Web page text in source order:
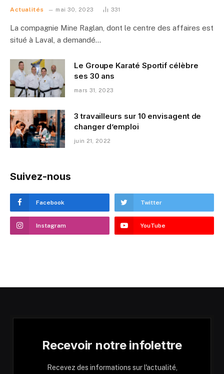
Actualités mai 30, 2023 331
La compagnie Mine Raglan, dont le centre des affaires est
situé à Laval, a demandé…
Le Groupe Karaté Sportif célèbre
ses 30 ans
mars 31, 2023
3 travailleurs sur 10 envisagent de
changer d’emploi
juin 21, 2022
Suivez-nous
Facebook Twitter
Instagram YouTube
Recevoir notre infolettre
Recevez des informations sur l'actualité,